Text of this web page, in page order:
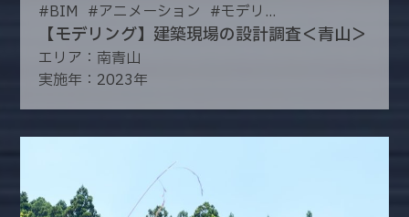
#BIM #アニメーション #モデリ...
【モデリング】建築現場の設計調査＜青山＞
エリア：南青山
実施年：2023年